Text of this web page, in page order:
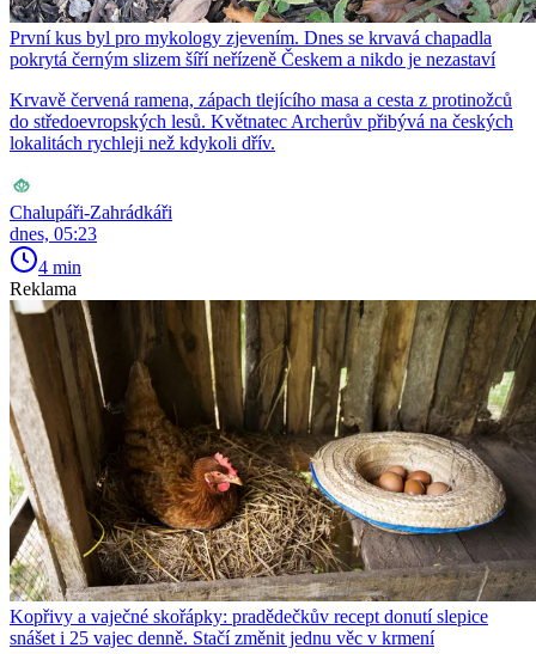
První kus byl pro mykology zjevením. Dnes se krvavá chapadla
pokrytá černým slizem šíří neřízeně Českem a nikdo je nezastaví
Krvavě červená ramena, zápach tlejícího masa a cesta z protinožců
do středoevropských lesů. Květnatec Archerův přibývá na českých
lokalitách rychleji než kdykoli dřív.
Chalupáři-Zahrádkáři
dnes, 05:23
4 min
Reklama
Kopřivy a vaječné skořápky: pradědečkův recept donutí slepice
snášet i 25 vajec denně. Stačí změnit jednu věc v krmení